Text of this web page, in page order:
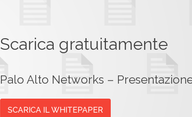
Scarica gratuitamente
Palo Alto Networks –
SCARICA IL WHITEPAPER